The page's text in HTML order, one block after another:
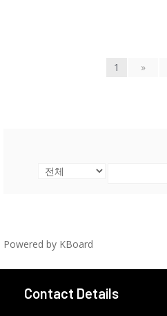
1 »
Powered by KBoard
Contact Details